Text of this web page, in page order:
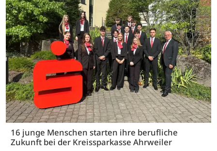
16 junge Menschen starten ihre berufliche
Zukunft bei der Kreissparkasse Ahrweiler